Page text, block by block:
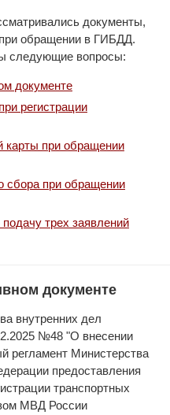
документы,
обращении в ГИБДД.
следующие вопросы:
документе
регистрации
карты при обращении
сбора при обращении
трех заявлений
документе
внутренних дел
№48 "О внесении
регламент Министерства
предоставления
транспортных
МВД России